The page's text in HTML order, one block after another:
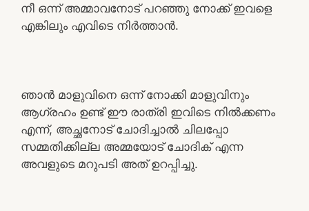
നീ ഒന്ന് അമ്മാവനോട് പറഞ്ഞു നോക്ക് ഇവളെ
എങ്കിലും എവിടെ നിർത്താൻ.
ഞാൻ മാളുവിനെ ഒന്ന് നോക്കി മാളുവിനും
ആഗ്രഹം ഉണ്ട് ഈ രാത്രി ഇവിടെ നിൽക്കണം
എന്ന്, അച്ഛനോട് ചോദിച്ചാൽ ചിലപ്പോ
സമ്മതിക്കില്ല അമ്മയോട് ചോദിക് എന്ന
അവളുടെ മറുപടി അത് ഉറപ്പിച്ചു.